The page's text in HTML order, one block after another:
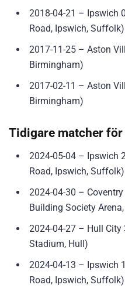
2018-04-21 – Ipswich
Road, Ipswich, Suffolk)
2017-11-25 – Aston
Birmingham)
2017-02-11 – Aston
Birmingham)
Tidigare matcher
2024-05-04 – Ipswich
Road, Ipswich, Suffolk)
2024-04-30 –
Building Society
2024-04-27 – Hull
Stadium, Hull)
2024-04-13 – Ipswich
Road, Ipswich, Suffolk)